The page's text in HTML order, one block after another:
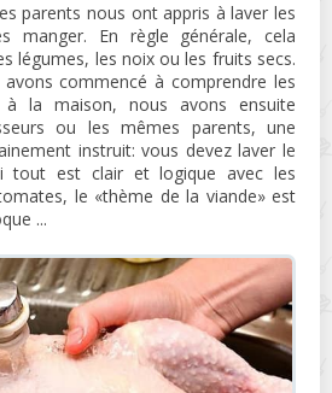
parents nous ont appris à laver les
manger. En règle générale, cela
légumes, les noix ou les fruits secs.
commencé à comprendre les
la maison, nous avons ensuite
ou les mêmes parents, une
instruit: vous devez laver le
tout est clair et logique avec les
le «thème de la viande» est
...